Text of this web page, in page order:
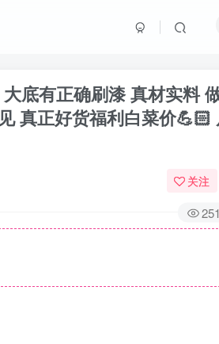
底有正确刷漆 真材实料
真正好货福利白菜价💪🏻
关注